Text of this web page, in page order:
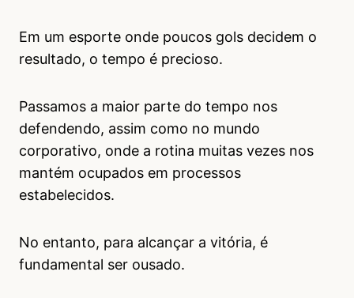
Em um esporte onde poucos gols decidem o
resultado, o tempo é precioso.
Passamos a maior parte do tempo nos
defendendo, assim como no mundo
corporativo, onde a rotina muitas vezes nos
mantém ocupados em processos
estabelecidos.
No entanto, para alcançar a vitória, é
fundamental ser ousado.